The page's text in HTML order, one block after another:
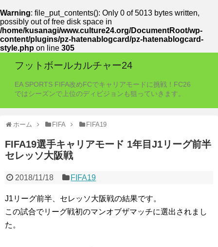
Warning: file_put_contents(): Only 0 of 5013 bytes written,
possibly out of free disk space in
/home/kusanagi/www.culture24.org/DocumentRoot/wp-
content/plugins/pz-hatenablogcard/pz-hatenablogcard-
style.php on line 305
フットボールカルチャー24
EA SPORTS FIFA改めFCでキャリアモードに挑戦！FC26
ではシーズンで上位のディビジョンも狙っていきます。
ホーム FIFA FIFA19
FIFA19選手キャリアモード 1年目J1リーグ前半
セレッソ大阪戦
2018/11/18 FIFA19
J1リーグ前半、セレッソ大阪戦の結果です。
この試合でリーグ戦初のマンオブザマッチに選出されまし
た。